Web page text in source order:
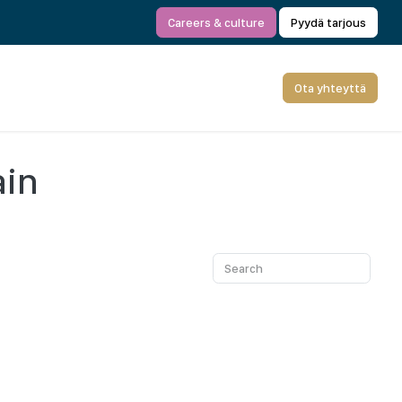
Careers & culture Pyydä tarjous
Ota yhteyttä